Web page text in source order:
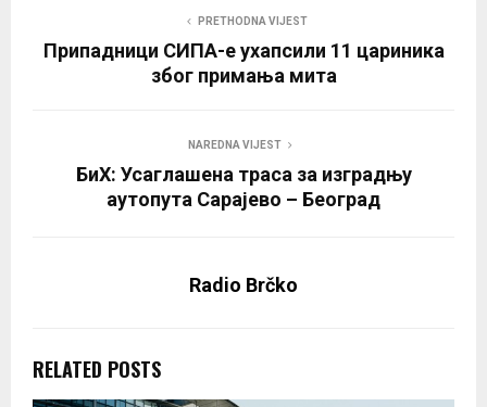
PRETHODNA VIJEST
Припадници СИПА-е ухапсили 11 цариника
због примања мита
NAREDNA VIJEST
БиХ: Усаглашена траса за изградњу
аутопута Сарајево – Београд
Radio Brčko
RELATED POSTS